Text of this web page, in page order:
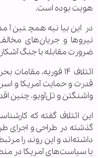
هویت بوده است.
در این بیانیه همچنین
نیروها و جریان‌های
ضرورت مقابله با جنگ
ائتلاف ۱۴ فوریه،
قدرت و حمایت آمریکا و
واشنگتن و تل‌آویو، چنین
این ائتلاف گفته که
گذشته در طراحی و اجرای
داشته‌اند و این روند را
با سیاست‌های آمریکا در